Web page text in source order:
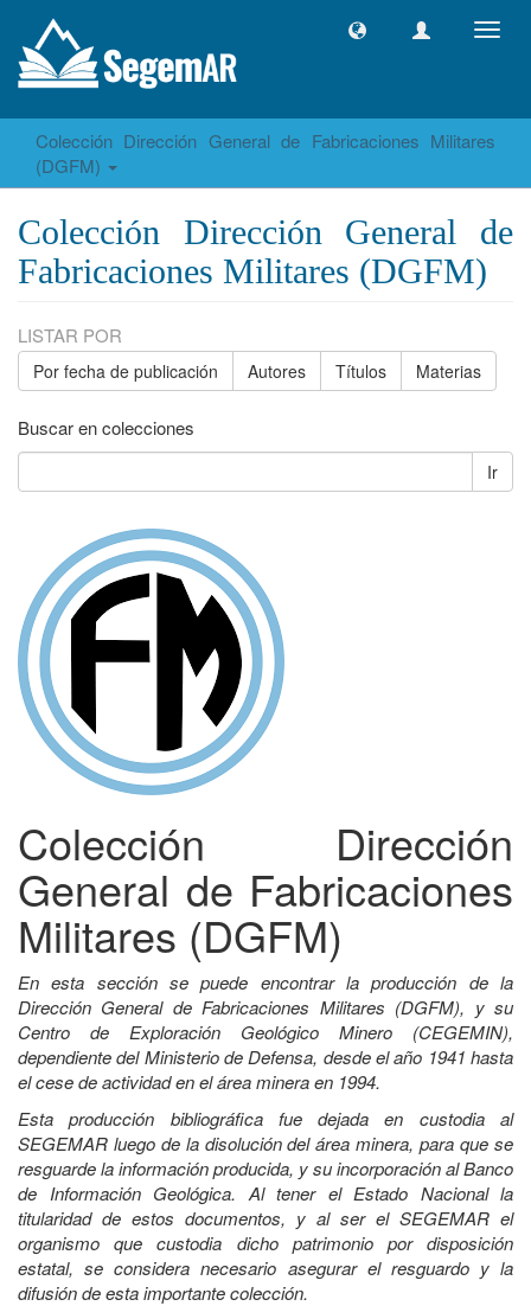
Colección Dirección General de Fabricaciones Militares
(DGFM)
Colección Dirección General de
Fabricaciones Militares (DGFM)
LISTAR POR
Por fecha de publicación Autores Títulos Materias
Buscar en colecciones
Ir
Colección Dirección
General de Fabricaciones
Militares (DGFM)
En esta sección se puede encontrar la producción de la
Dirección General de Fabricaciones Militares (DGFM), y su
Centro de Exploración Geológico Minero (CEGEMIN),
dependiente del Ministerio de Defensa, desde el año 1941 hasta
el cese de actividad en el área minera en 1994.
Esta producción bibliográfica fue dejada en custodia al
SEGEMAR luego de la disolución del área minera, para que se
resguarde la información producida, y su incorporación al Banco
de Información Geológica. Al tener el Estado Nacional la
titularidad de estos documentos, y al ser el SEGEMAR el
organismo que custodia dicho patrimonio por disposición
estatal, se considera necesario asegurar el resguardo y la
difusión de esta importante colección.